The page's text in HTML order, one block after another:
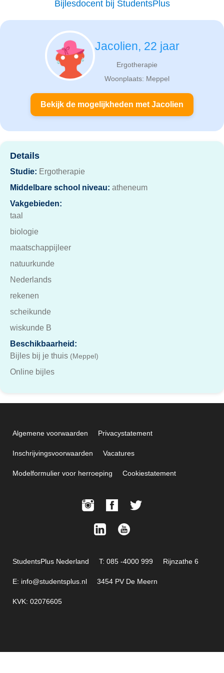
Bijlesdocent bij StudentsPlus
Jacolien, 22 jaar
Ergotherapie
Woonplaats: Meppel
Bekijk de mogelijkheden met Jacolien
Details
Studie: Ergotherapie
Middelbare school niveau: atheneum
Vakgebieden:
taal
biologie
maatschappijleer
natuurkunde
Nederlands
rekenen
scheikunde
wiskunde B
Beschikbaarheid:
Bijles bij je thuis (Meppel)
Online bijles
Algemene voorwaarden Privacystatement
Inschrijvingsvoorwaarden Vacatures
Modelformulier voor herroeping Cookiestatement
StudentsPlus Nederland T: 085 -4000 999 Rijnzathe 6
E: info@studentsplus.nl 3454 PV De Meern
KVK: 02076605